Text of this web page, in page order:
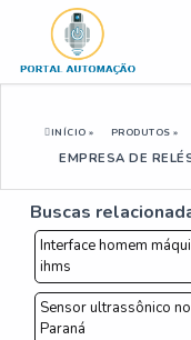
INÍCIO » PRODUTOS »
EMPRESA DE
Buscas
Interface homem
ihms
Sensor ultrassônico no
Paraná